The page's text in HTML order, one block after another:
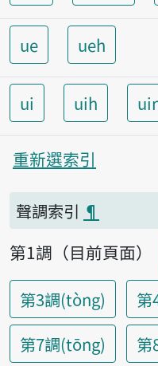
ue ueh
ui uih
重新選索引
聲調索引 ¶
第1調（目前頁面）
第3調(tòng)
第
第7調(tōng)
第